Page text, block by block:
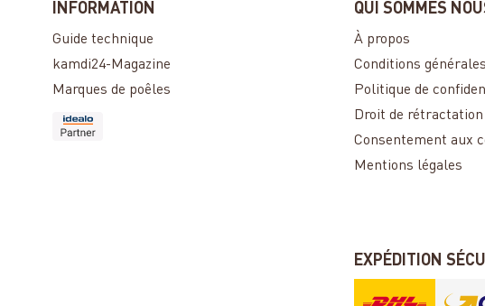
INFORMATION
Guide technique
kamdi24-Magazine
Marques de poêles
QUI SOMMES
À propos
Conditions
Politique de
Droit de rétractation
Consentement aux
Mentions légales
EXPÉDITION